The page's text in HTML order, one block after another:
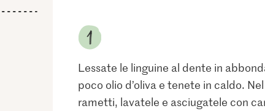
Lessate le linguine al dente in
poco olio d’oliva e tenete in caldo.
rametti, lavatele e asciugatele con